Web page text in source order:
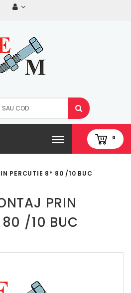
0
PERCUTIE 8* 80 /10 BUC
PRIN
80 /10 BUC